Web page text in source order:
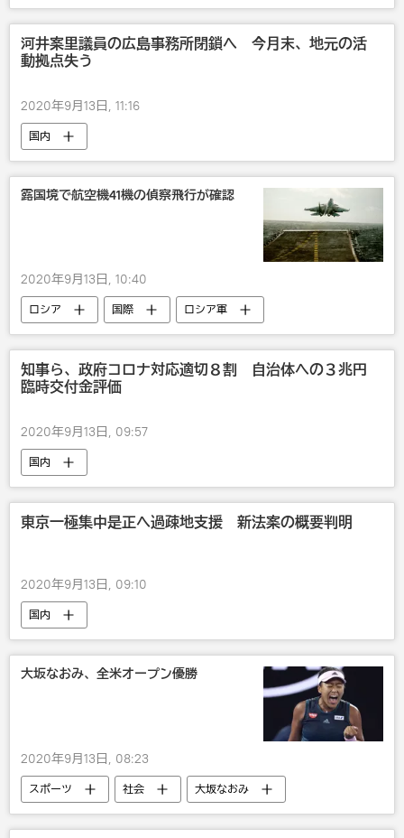
新型コロナウイルス メキシコ
河井案里議員の広島事務所閉鎖へ 今月末、地元の活
動拠点失う
2020年9月13日, 11:16
国内
露国境で航空機41機の偵察飛行が確認
2020年9月13日, 10:40
ロシア 国際
ロシア軍
軍事
知事ら、政府コロナ対応適切８割 自治体への３兆円
臨時交付金評価
2020年9月13日, 09:57
国内
東京一極集中是正へ過疎地支援 新法案の概要判明
2020年9月13日, 09:10
国内
大坂なおみ、全米オープン優勝
2020年9月13日, 08:23
スポーツ 社会
大坂なおみ
2020年全米オープン